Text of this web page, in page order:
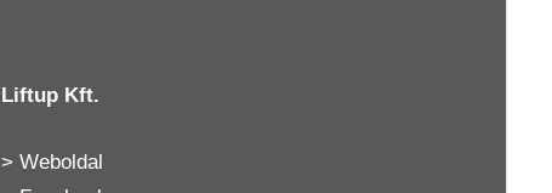
Liftup Kft.
>Weboldal